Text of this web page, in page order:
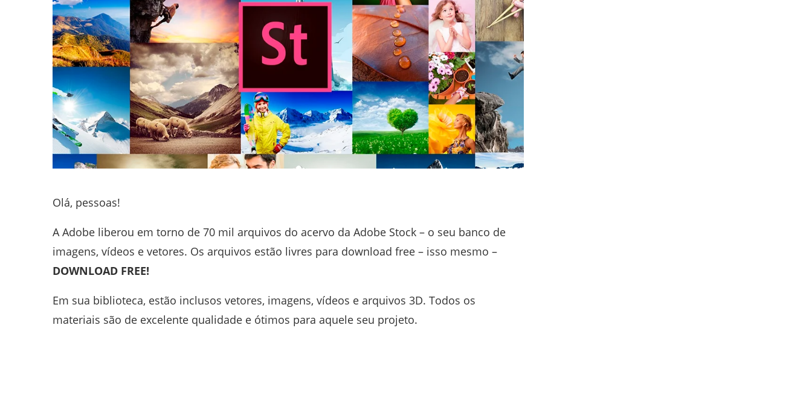
Olá, pessoas!
A Adobe liberou em torno de 70 mil arquivos do acervo da Adobe Stock – o seu banco de
imagens, vídeos e vetores. Os arquivos estão livres para download free – isso mesmo –
DOWNLOAD FREE!
Em sua biblioteca, estão inclusos vetores, imagens, vídeos e arquivos 3D. Todos os
materiais são de excelente qualidade e ótimos para aquele seu projeto.